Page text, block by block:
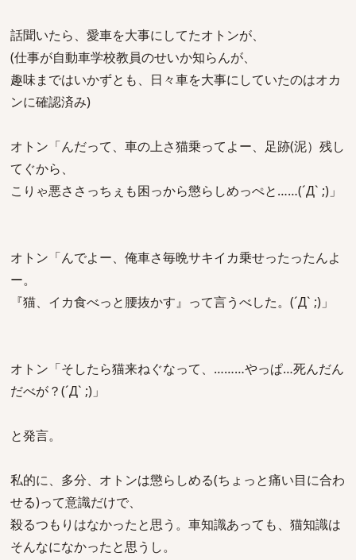
話聞いたら、愛車を大事にしてたオトンが、
(仕事が自動車学校教員のせいか知らんが、
趣味まではいかずとも、日々車を大事にしていたのはオカ
ンに確認済み)
オトン「んだって、車の上さ猫乗ってよー、足跡(泥）残し
てぐから、
こりゃ悪ささっちぇも困っから懲らしめっぺと……(´Д` ;)」
オトン「んでよー、俺車さ毎晩サキイカ乗せったったんよ
ー。
『猫、イカ食べっと腰抜かす』って言うべした。(´Д` ;)」
オトン「そしたら猫来ねぐなって、………やっぱ…死んだん
だべが？(´Д` ;)」
と発言。
私的に、多分、オトンは懲らしめる(ちょっと痛い目に合わ
せる)って意識だけで、
殺るつもりはなかったと思う。車知識あっても、猫知識は
そんなになかったと思うし。